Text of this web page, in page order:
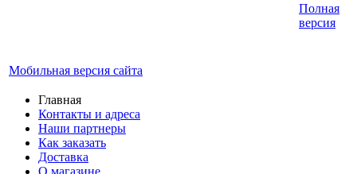
Мобильная версия сайта
Полная
версия
Главная
Контакты и адреса
Наши партнеры
Как заказать
Доставка
О магазине